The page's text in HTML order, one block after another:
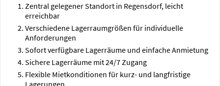
Zentral gelegener Standort in Regensdorf, leicht
erreichbar
Verschiedene Lagerraumgrößen für individuelle
Anforderungen
Sofort verfügbare Lagerräume und einfache Anmietung
Sichere Lagerräume mit 24/7 Zugang
Flexible Mietkonditionen für kurz- und langfristige
Lagerungen